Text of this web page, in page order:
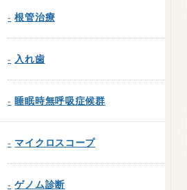
根管治療
入れ歯
睡眠時無呼吸症候群
マイクロスコープ
ゲノム診断